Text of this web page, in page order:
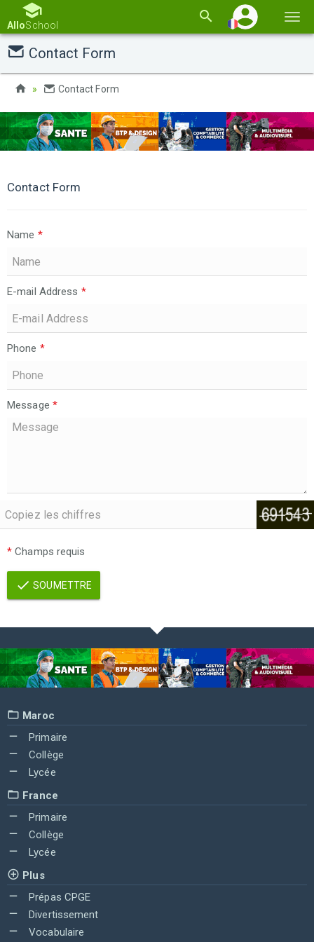
la
AlloSchool
Contact Form
Contact Form
Contact Form
Name *
E-mail Address *
Phone *
Message *
* Champs requis
SOUMETTRE
Maroc
Primaire
Collège
Lycée
France
Primaire
Collège
Lycée
Plus
Prépas CPGE
Divertissement
Vocabulaire